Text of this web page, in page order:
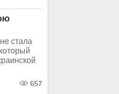
стала
657